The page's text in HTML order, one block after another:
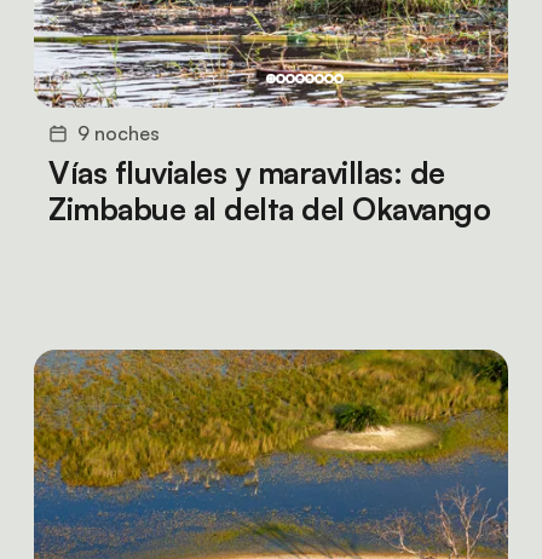
9 noches
Vías fluviales y maravillas: de
Zimbabue al delta del Okavango